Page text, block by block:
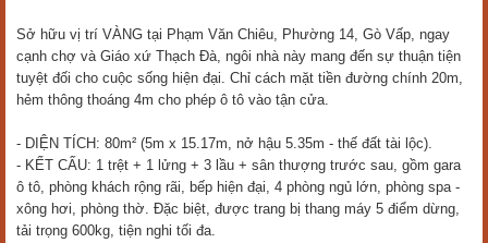
Sở hữu vị trí VÀNG tại Phạm Văn Chiêu, Phường 14, Gò Vấp, ngay
cạnh chợ và Giáo xứ Thạch Đà, ngôi nhà này mang đến sự thuận tiện
tuyệt đối cho cuộc sống hiện đại. Chỉ cách mặt tiền đường chính 20m,
hẻm thông thoáng 4m cho phép ô tô vào tận cửa.
- DIỆN TÍCH: 80m² (5m x 15.17m, nở hậu 5.35m - thế đất tài lộc).
- KẾT CẤU: 1 trệt + 1 lửng + 3 lầu + sân thượng trước sau, gồm gara
ô tô, phòng khách rộng rãi, bếp hiện đại, 4 phòng ngủ lớn, phòng spa -
xông hơi, phòng thờ. Đặc biệt, được trang bị thang máy 5 điểm dừng,
tải trọng 600kg, tiện nghi tối đa.